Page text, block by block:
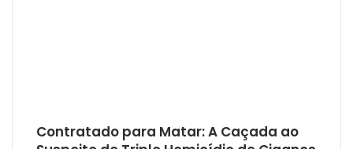
Contratado para Matar: A Caçada ao